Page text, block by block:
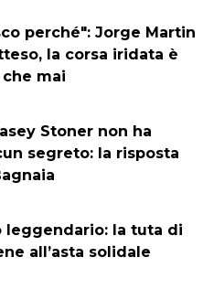
perché": Jorge Martin
la corsa iridata è
mai
Stoner non ha
segreto: la risposta
leggendario: la tuta di
all’asta solidale